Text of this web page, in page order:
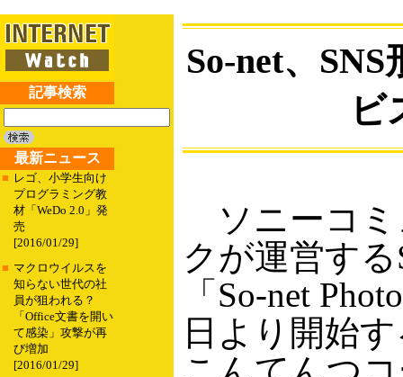
記事検索
最新ニュース
■ レゴ、小学生向け
プログラミング教
材「WeDo 2.0」発
売
[2016/01/29]
■ マクロウイルスを
知らない世代の社
員が狙われる？
「Office文書を開い
て感染」攻撃が再
び増加
[2016/01/29]
So-net、
ビ
ソニーコミ
クが運営す
「So-net
日より開始